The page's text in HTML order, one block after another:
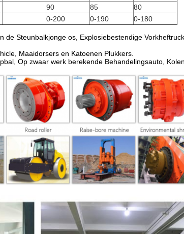
90 85
80
0-200 0-190
0-180
de Steunbalkjonge os, Explosiebestendige
Maaidorsers en Katoenen Plukkers.
Op zwaar werk berekende Behandelingsauto,